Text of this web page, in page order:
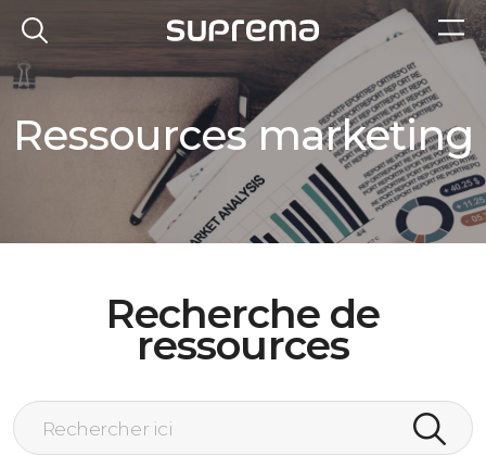
Ressources marketing
Recherche de
ressources